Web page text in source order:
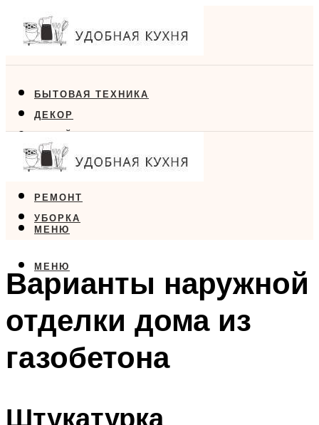
БЫТОВАЯ ТЕХНИКА
ДЕКОР
ДИЗАЙН
ЕДА
РЕМОНТ
УБОРКА
МЕНЮ
МЕНЮ
Варианты наружной
отделки дома из
газобетона
Штукатурка